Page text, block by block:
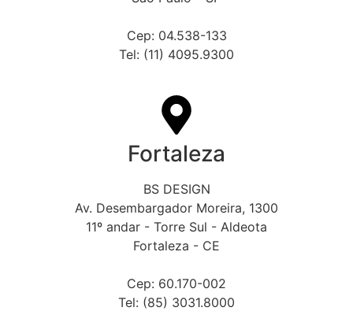
Cep: 04.538-133
Tel: (11) 4095.9300
Fortaleza
BS DESIGN
Av. Desembargador Moreira, 1300
11º andar - Torre Sul - Aldeota
Fortaleza - CE
Cep: 60.170-002
Tel: (85) 3031.8000